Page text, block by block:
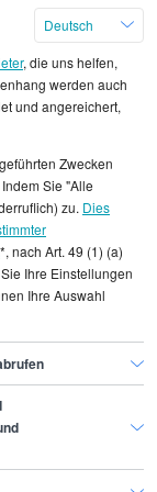
Es sind
können nicht
werden.
in
Deutsch
, die uns helfen,
werden auch
und angereichert,
Zwecken
Sie "Alle
zu. Dies
*, nach Art. 49 (1) (a)
Ihre Einstellungen
Ihre Auswahl